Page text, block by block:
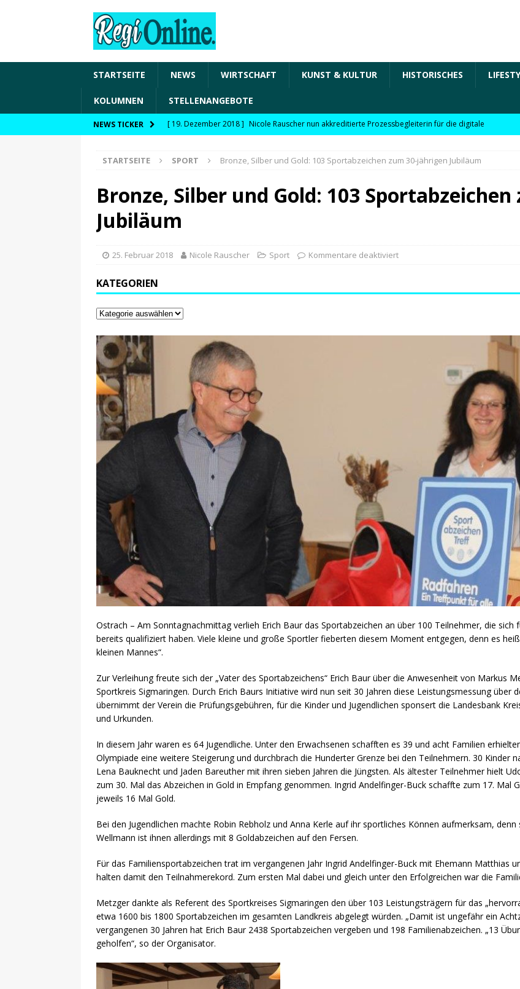
STARTSEITE NEWS WIRTSCHAFT KUNST & KULTUR HISTORISCHES
KOLUMNEN STELLENANGEBOTE
NEWS TICKER [ 19. Dezember 2018 ] Nicole Rauscher nun akkreditierte Prozessbegleiterin für die digitale
WIRTSCHAFT
[ 19. Dezember 2018 ]
Nicole Rauscher nun akkreditierte Beraterin zu Themen wie
Fachkräftesicherung, moderne Personalpolitik, familienfreundliches Unternehmen und weitere
förderfähige Handlungsfelder für KMU
29.12.2020
NEWS
[ 24. Dezember 2020 ]
[ 17. März 2020 ] Nützliche Informationen für Unternehmen die von der Corona-Krise betroffen
WIRTSCHAFT
[ 17. März 2020 ] Wichtige Informationen über das von der Bundesregierung veröffentlichte
Schutzschild für Beschäftigte und Unternehmen
[ 18. Dezember 2019 ]
Der Mitarbeiter*in als Kraft für neue Konzepte und Innovationen
WIRTSCHAFT
STARTSEITE SPORT Bronze, Silber und Gold: 103 Sportabzeichen zum 30-jährigen Jubiläum
Bronze, Silber und Gold: 103
Jubiläum
25. Februar 2018 Nicole Rauscher Sport Kommentare deaktiviert
KATEGORIEN
Ostrach – Am Sonntagnachmittag verlieh Erich Baur das Sportabzeichen an über 100 Teilnehmer, die
bereits qualifiziert haben. Viele kleine und große Sportler fieberten diesem Moment entgegen, denn es
kleinen Mannes“.
Zur Verleihung freute sich der „Vater des Sportabzeichens“ Erich Baur über die Anwesenheit von Markus
Sportkreis Sigmaringen. Durch Erich Baurs Initiative wird nun seit 30 Jahren diese Leistungsmessung über
übernimmt der Verein die Prüfungsgebühren, für die Kinder und Jugendlichen sponsert die Landesbank
und Urkunden.
In diesem Jahr waren es 64 Jugendliche. Unter den Erwachsenen schafften es 39 und acht Familien
Olympiade eine weitere Steigerung und durchbrach die Hunderter Grenze bei den Teilnehmern. 30 Kinder
Lena Bauknecht und Jaden Bareuther mit ihren sieben Jahren die Jüngsten. Als ältester Teilnehmer hielt
zum 30. Mal das Abzeichen in Gold in Empfang genommen. Ingrid Andelfinger-Buck schaffte zum 17. Mal
jeweils 16 Mal Gold.
Bei den Jugendlichen machte Robin Rebholz und Anna Kerle auf ihr sportliches Können aufmerksam,
Wellmann ist ihnen allerdings mit 8 Goldabzeichen auf den Fersen.
Für das Familiensportabzeichen trat im vergangenen Jahr Ingrid Andelfinger-Buck mit Ehemann Matthias
halten damit den Teilnahmerekord. Zum ersten Mal dabei und gleich unter den Erfolgreichen war die
Metzger dankte als Referent des Sportkreises Sigmaringen den über 103 Leistungsträgern für das
etwa 1600 bis 1800 Sportabzeichen im gesamten Landkreis abgelegt würden. „Damit ist ungefähr ein
vergangenen 30 Jahren hat Erich Baur 2438 Sportabzeichen vergeben und 198 Familienabzeichen. „13
geholfen“, so der Organisator.